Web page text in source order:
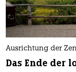
Ausrichtung der
Das Ende der